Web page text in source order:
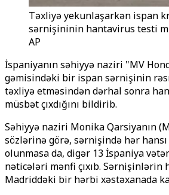
Təxliyə yekunlaşarkən ispan
sərnişininin hantavirus testi
AP
İspaniyanın səhiyyə naziri "MV
gəmisindəki bir ispan sərnişinin
təxliyə etməsindən dərhal sonra
müsbət çıxdığını bildirib.
Səhiyyə naziri Monika Qarsiyanın
sözlərinə görə, sərnişində hər
olunmasa da, digər 13 İspaniya
nəticələri mənfi çıxıb. Sərnişinlərin
Madriddəki bir hərbi xəstəxanada